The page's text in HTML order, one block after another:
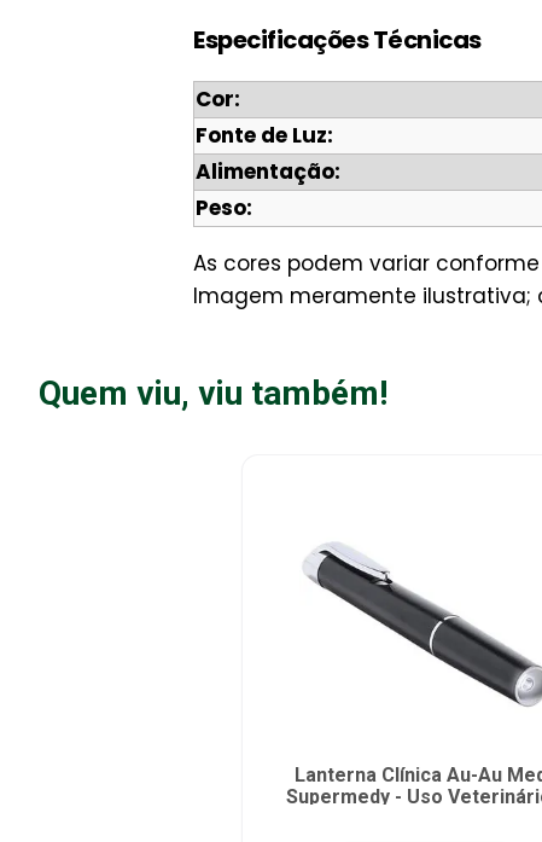
Especificações Técnicas
Cor:
Fonte de Luz:
Alimentação:
Peso:
As cores podem variar
Imagem meramente ilustrativa;
Quem viu, viu também!
Lanterna Clínica Au-Au
Supermedy - Uso